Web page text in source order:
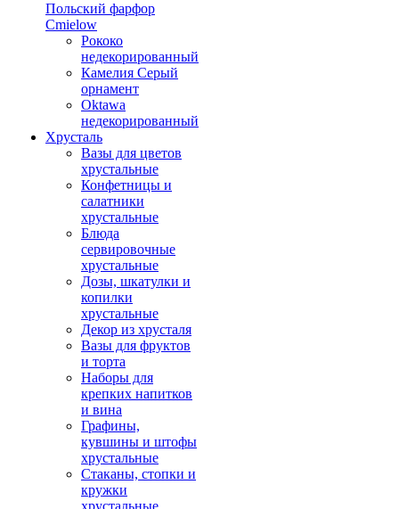
Польский фарфор
Сmielow
Рококо
недекорированный
Камелия Серый
орнамент
Oktawa
недекорированный
Хрусталь
Вазы для цветов
хрустальные
Конфетницы и
салатники
хрустальные
Блюда
сервировочные
хрустальные
Дозы, шкатулки и
копилки
хрустальные
Декор из хрусталя
Вазы для фруктов
и торта
Наборы для
крепких напитков
и вина
Графины,
кувшины и штофы
хрустальные
Стаканы, стопки и
кружки
хрустальные